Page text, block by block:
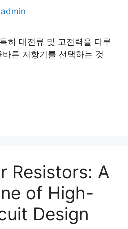
admin
히 대전류 및 고전력을 다루
른 저항기를 선택하는 것
Resistors: A
of High-
Design